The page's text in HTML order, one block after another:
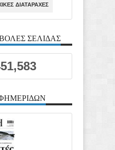
ΔΙΑΤΑΡΑΧΕΣ
ΣΕΛΙΔΑΣ